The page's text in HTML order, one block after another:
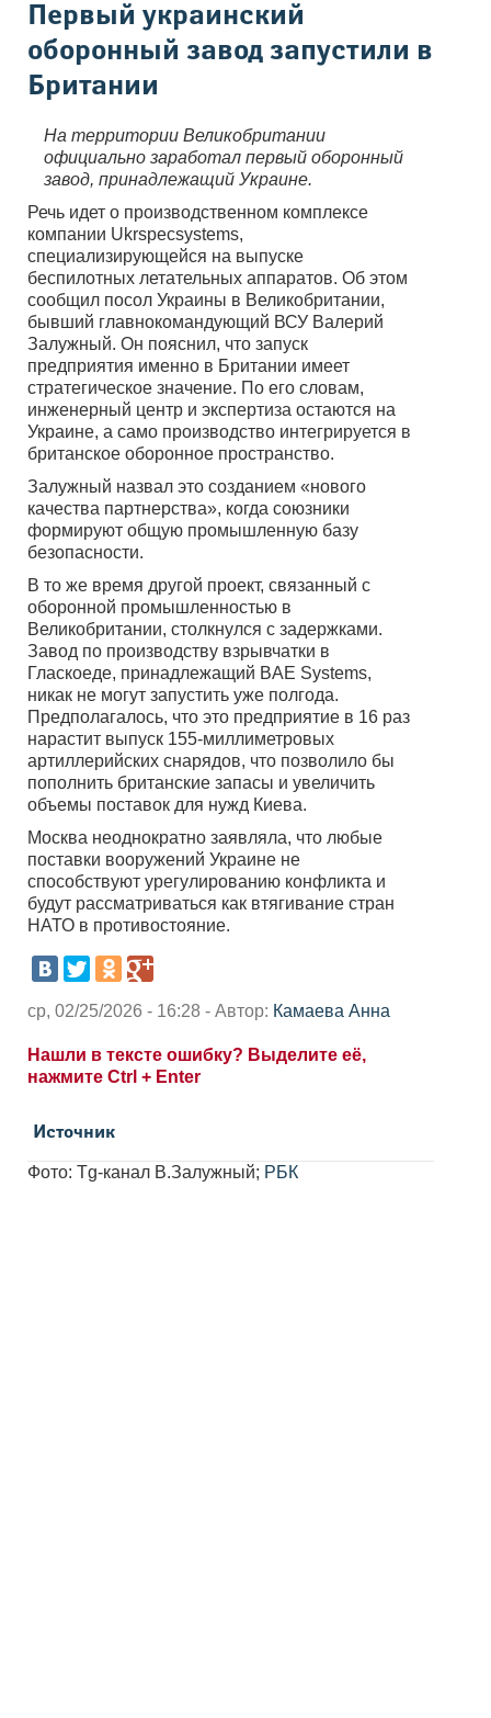
Вы здесь
Первый украинский
оборонный завод запустили в
Британии
На территории Великобритании
официально заработал первый оборонный
завод, принадлежащий Украине.
Речь идет о производственном комплексе
компании Ukrspecsystems,
специализирующейся на выпуске
беспилотных летательных аппаратов. Об этом
сообщил посол Украины в Великобритании,
бывший главнокомандующий ВСУ Валерий
Залужный. Он пояснил, что запуск
предприятия именно в Британии имеет
стратегическое значение. По его словам,
инженерный центр и экспертиза остаются на
Украине, а само производство интегрируется в
британское оборонное пространство.
Залужный назвал это созданием «нового
качества партнерства», когда союзники
формируют общую промышленную базу
безопасности.
В то же время другой проект, связанный с
оборонной промышленностью в
Великобритании, столкнулся с задержками.
Завод по производству взрывчатки в
Гласкоеде, принадлежащий BAE Systems,
никак не могут запустить уже полгода.
Предполагалось, что это предприятие в 16 раз
нарастит выпуск 155-миллиметровых
артиллерийских снарядов, что позволило бы
пополнить британские запасы и увеличить
объемы поставок для нужд Киева.
Москва неоднократно заявляла, что любые
поставки вооружений Украине не
способствуют урегулированию конфликта и
будут рассматриваться как втягивание стран
НАТО в противостояние.
ср, 02/25/2026 - 16:28 - Автор: Камаева Анна
Нашли в тексте ошибку? Выделите её,
нажмите Ctrl + Enter
Источник
Фото: Tg-канал В.Залужный; РБК